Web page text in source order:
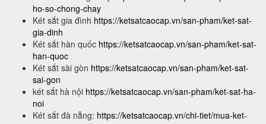
ho-so-chong-chay
Két sắt gia đình https://ketsatcaocap.vn/san-pham/ket-sat-
gia-dinh
Két sắt hàn quốc https://ketsatcaocap.vn/san-pham/ket-sat-
han-quoc
Két sắt sài gòn https://ketsatcaocap.vn/san-pham/ket-sat-
sai-gon
két sắt hà nội https://ketsatcaocap.vn/san-pham/ket-sat-ha-
noi
Két sắt đà nẵng: https://ketsatcaocap.vn/chi-tiet/mua-ket-